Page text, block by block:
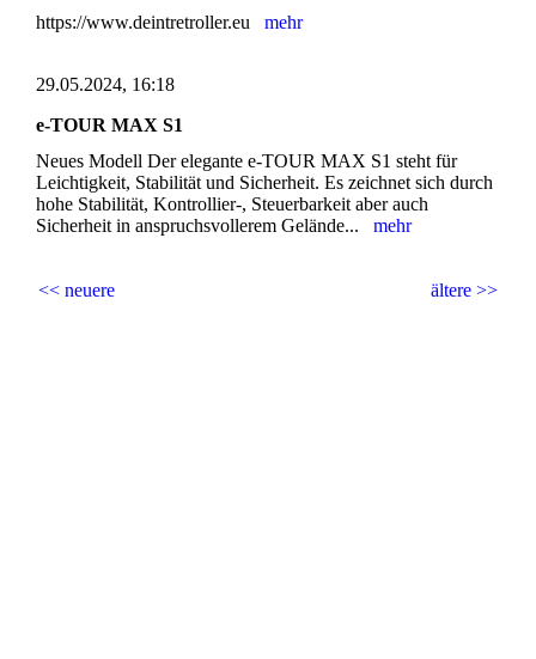
https://www.deintretroller.eu mehr
29.05.2024, 16:18
e-TOUR MAX S1
Neues Modell Der elegante e-TOUR MAX S1 steht für
Leichtigkeit, Stabilität und Sicherheit. Es zeichnet sich durch
hohe Stabilität, Kontrollier-, Steuerbarkeit aber auch
Sicherheit in anspruchsvollerem Gelände... mehr
<< neuere ältere >>